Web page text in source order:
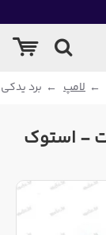
لامپ برد یدکی